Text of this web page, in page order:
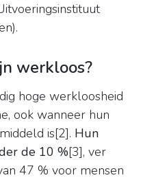
werkloos?
hoge werkloosheid
ook wanneer hun
is[2]. Hun
de 10 %[3], ver
47 % voor mensen